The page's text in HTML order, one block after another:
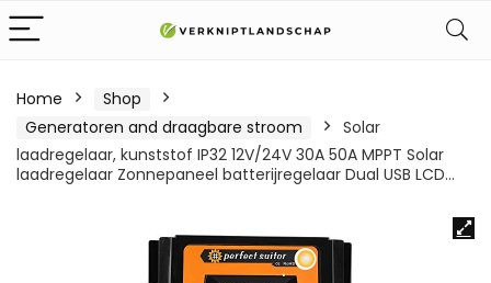
Home
Shop
Generatoren and draagbare stroom
Solar
laadregelaar, kunststof IP32 12V/24V 30A 50A MPPT Solar
laadregelaar Zonnepaneel batterijregelaar Dual USB LCD…